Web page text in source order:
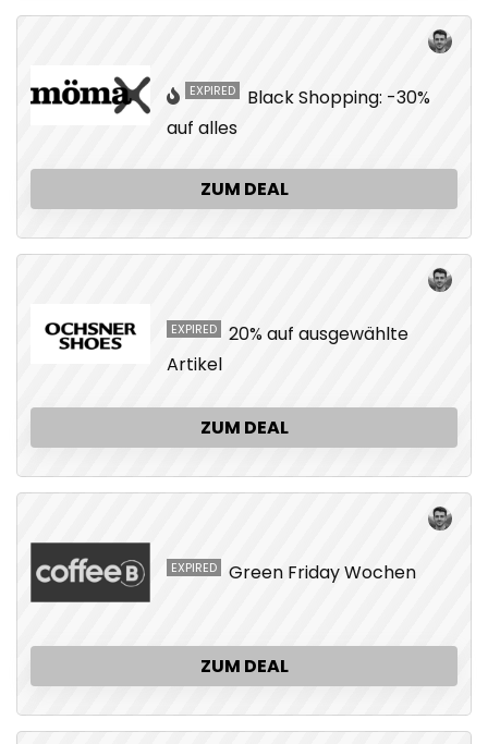
EXPIRED
Black Shopping: -30%
auf alles
ZUM DEAL
EXPIRED
20% auf ausgewählte
Artikel
ZUM DEAL
EXPIRED Green Friday Wochen
ZUM DEAL